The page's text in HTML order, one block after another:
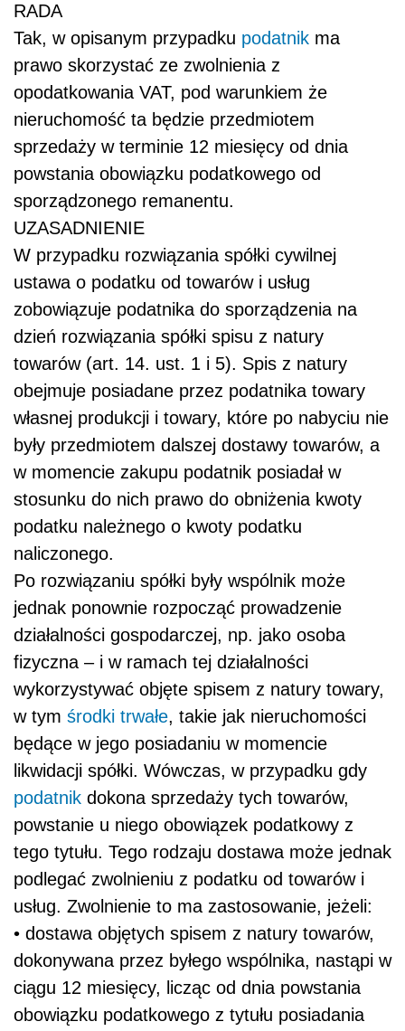
RADA
Tak, w opisanym przypadku podatnik ma
prawo skorzystać ze zwolnienia z
opodatkowania VAT, pod warunkiem że
nieruchomość ta będzie przedmiotem
sprzedaży w terminie 12 miesięcy od dnia
powstania obowiązku podatkowego od
sporządzonego remanentu.
UZASADNIENIE
W przypadku rozwiązania spółki cywilnej
ustawa o podatku od towarów i usług
zobowiązuje podatnika do sporządzenia na
dzień rozwiązania spółki spisu z natury
towarów (art. 14. ust. 1 i 5). Spis z natury
obejmuje posiadane przez podatnika towary
własnej produkcji i towary, które po nabyciu nie
były przedmiotem dalszej dostawy towarów, a
w momencie zakupu podatnik posiadał w
stosunku do nich prawo do obniżenia kwoty
podatku należnego o kwoty podatku
naliczonego.
Po rozwiązaniu spółki były wspólnik może
jednak ponownie rozpocząć prowadzenie
działalności gospodarczej, np. jako osoba
fizyczna – i w ramach tej działalności
wykorzystywać objęte spisem z natury towary,
w tym środki trwałe, takie jak nieruchomości
będące w jego posiadaniu w momencie
likwidacji spółki. Wówczas, w przypadku gdy
podatnik dokona sprzedaży tych towarów,
powstanie u niego obowiązek podatkowy z
tego tytułu. Tego rodzaju dostawa może jednak
podlegać zwolnieniu z podatku od towarów i
usług. Zwolnienie to ma zastosowanie, jeżeli:
• dostawa objętych spisem z natury towarów,
dokonywana przez byłego wspólnika, nastąpi w
ciągu 12 miesięcy, licząc od dnia powstania
obowiązku podatkowego z tytułu posiadania